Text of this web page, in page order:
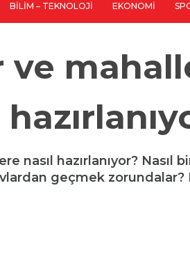
BILIM – TEKNOLOJI EKONOMI
ve
nasıl hazırlanıyor? Nasıl
geçmek zorundalar?